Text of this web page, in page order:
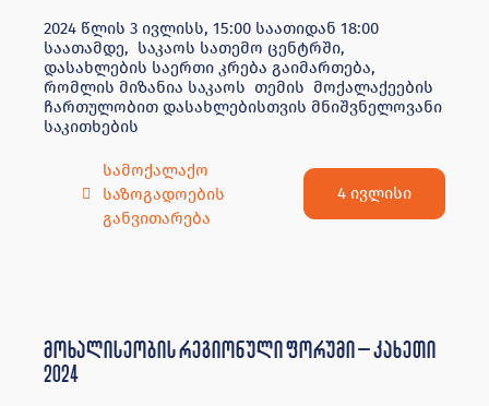
2024 წლის 3 ივლისს, 15:00 საათიდან 18:00
საათამდე, საკაოს სათემო ცენტრში,
დასახლების საერთი კრება გაიმართება,
რომლის მიზანია საკაოს თემის მოქალაქეების
ჩართულობით დასახლებისთვის მნიშვნელოვანი
საკითხების
სამოქალაქო
საზოგადოების
განვითარება
4 ივლისი
მოხალისეობის რეგიონული ფორუმი – კახეთი
2024